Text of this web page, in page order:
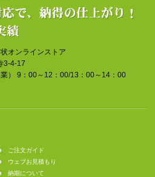
オンラインストア
3-4-17
） 9：00～12：00/13：00～14：00
ご注文ガイド
ウェブお見積もり
納期について